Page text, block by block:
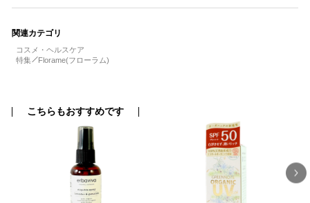
関連カテゴリ
コスメ・ヘルスケア
特集
Florame(フローラム)
こちらもおすすめです